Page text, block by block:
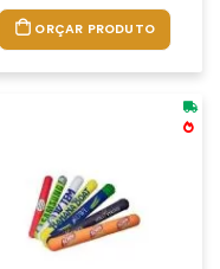
ORÇAR PRODUTO